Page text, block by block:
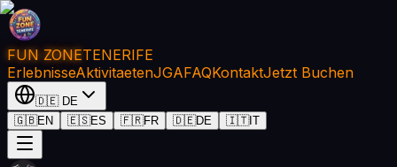
FUN ZONETENERIFE
ErlebnisseAktivitaetenJGAFAQKontaktJetzt Buchen
🇩🇪 DE
🇬🇧EN 🇪🇸ES 🇫🇷FR 🇩🇪DE 🇮🇹IT